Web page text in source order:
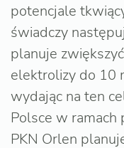
potencjale
świadczy
planuje
elektrolizy do 10
wydając na ten
Polsce w
PKN Orlen